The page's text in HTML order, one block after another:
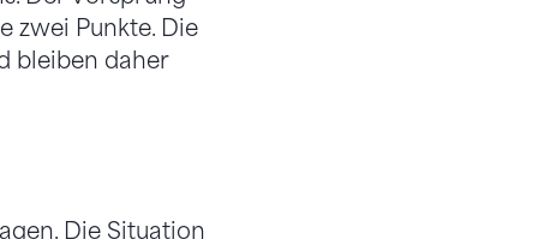
zwei Punkte. Die
bleiben daher
Die Situation